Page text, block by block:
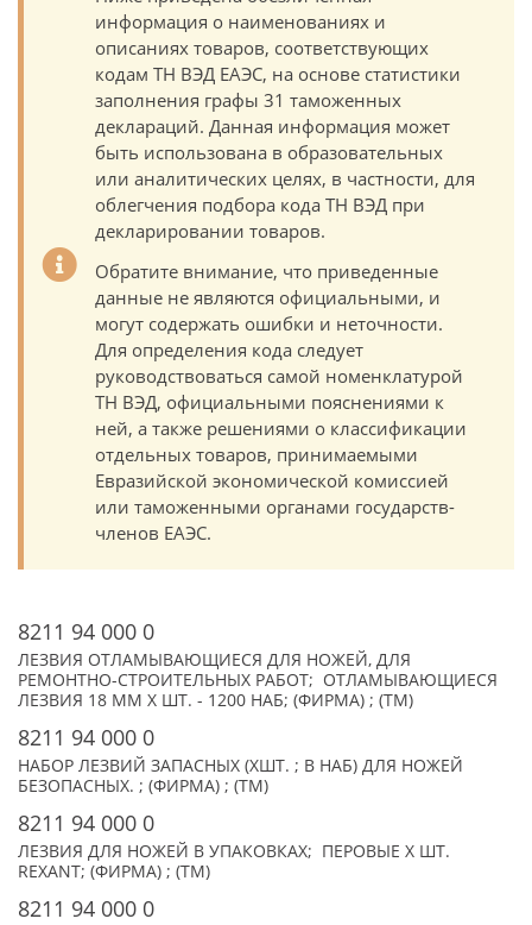
информация о наименованиях и
описаниях товаров, соответствующих
кодам ТН ВЭД ЕАЭС, на основе статистики
заполнения графы 31 таможенных
деклараций. Данная информация может
быть использована в образовательных
или аналитических целях, в частности, для
облегчения подбора кода ТН ВЭД при
декларировании товаров.
Обратите внимание, что приведенные
данные не являются официальными, и
могут содержать ошибки и неточности.
Для определения кода следует
руководствоваться самой номенклатурой
ТН ВЭД, официальными пояснениями к
ней, а также решениями о классификации
отдельных товаров, принимаемыми
Евразийской экономической комиссией
или таможенными органами государств-
членов ЕАЭС.
8211 94 000 0
ЛЕЗВИЯ ОТЛАМЫВАЮЩИЕСЯ ДЛЯ НОЖЕЙ, ДЛЯ
РЕМОНТНО-СТРОИТЕЛЬНЫХ РАБОТ; ОТЛАМЫВАЮЩИЕСЯ
ЛЕЗВИЯ 18 ММ X ШТ. - 1200 НАБ; (ФИРМА) ; (TM)
8211 94 000 0
НАБОР ЛЕЗВИЙ ЗАПАСНЫХ (XШТ. ; В НАБ) ДЛЯ НОЖЕЙ
БЕЗОПАСНЫХ. ; (ФИРМА) ; (TM)
8211 94 000 0
ЛЕЗВИЯ ДЛЯ НОЖЕЙ В УПАКОВКАХ; ПЕРОВЫЕ X ШТ.
REXANT; (ФИРМА) ; (TM)
8211 94 000 0